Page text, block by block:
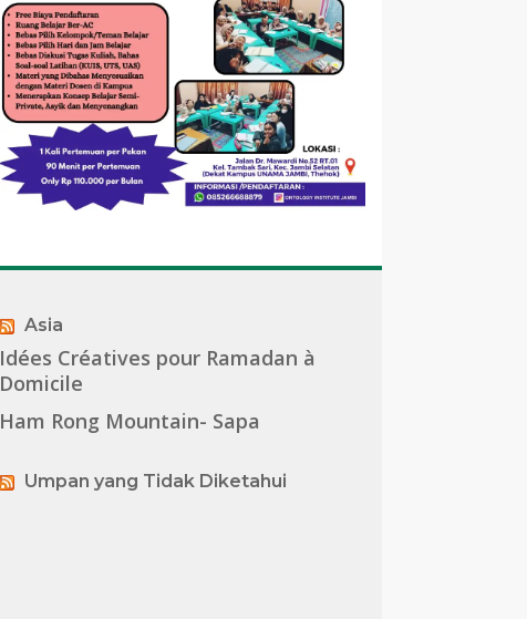
Asia
Idées Créatives pour Ramadan à
Domicile
Ham Rong Mountain- Sapa
Umpan yang Tidak Diketahui